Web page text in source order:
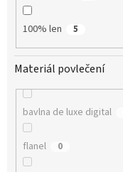
100% len 5
Materiál povlečení
bavlna de luxe digital
flanel 0